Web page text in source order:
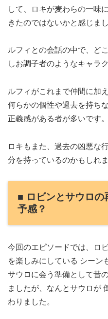
して、ロキが麦わらの一味
きたのではないかと感じまし
ルフィとの会話の中で、ど
しお調子者のようなキャラ
ルフィがこれまで仲間に加
何らかの個性や過去を持ち
正義感がある者が多いです。
ロキもまた、過去の凶悪な
分を持っているのかもしれま
■ ロビンとサウロ
予感？
今回のエピソードでは、ロ
を楽しみにしている シーン
サウロに会う準備として昔
ましたが、なんとサウロが
わりました。